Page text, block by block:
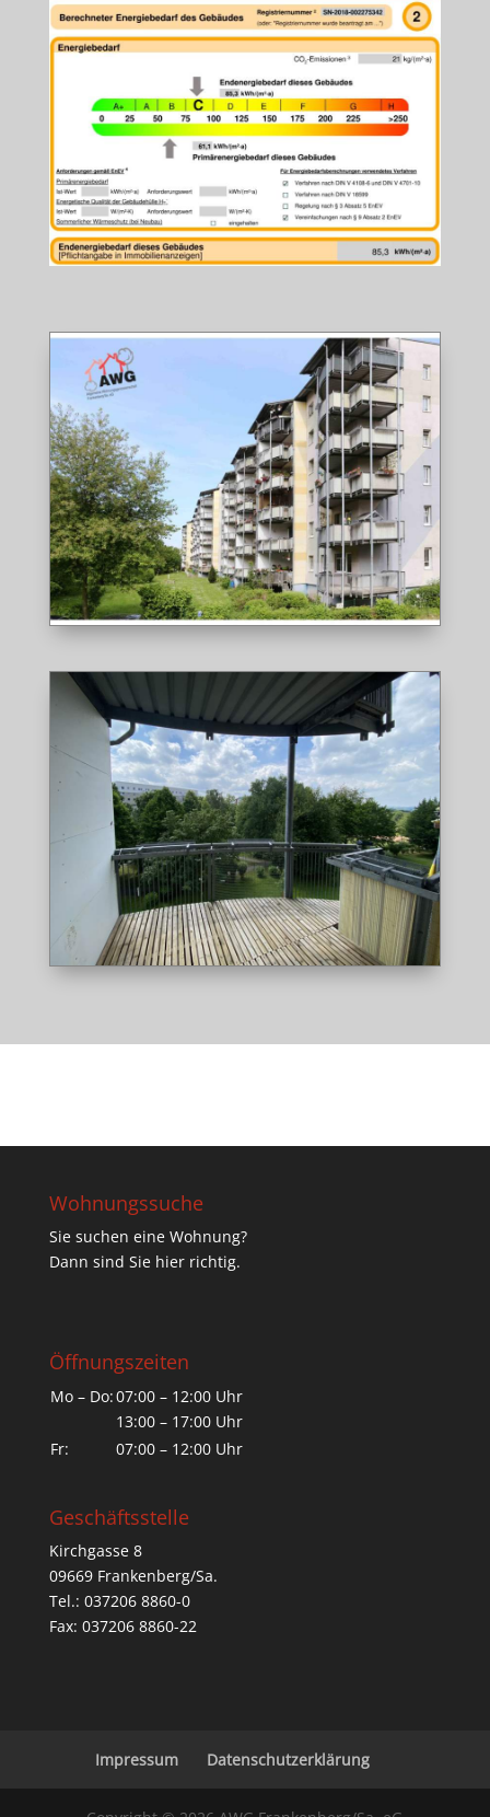
Wohnungssuche
Sie suchen eine Wohnung?
Dann sind Sie hier richtig.
Öffnungszeiten
Mo – Do:07:00 – 12:00 Uhr
13:00 – 17:00 Uhr
Fr:
07:00 – 12:00 Uhr
Geschäftsstelle
Kirchgasse 8
09669 Frankenberg/Sa.
Tel.: 037206 8860-0
Fax: 037206 8860-22
Impressum Datenschutzerklärung